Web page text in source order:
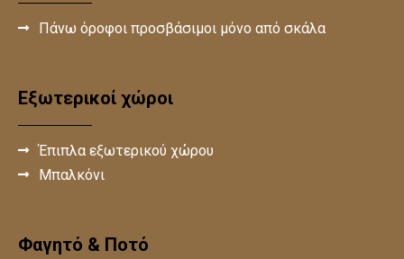
Πάνω όροφοι προσβάσιμοι μόνο από σκάλα
Εξωτερικοί χώροι
Έπιπλα εξωτερικού χώρου
Μπαλκόνι
Φαγητό & Ποτό